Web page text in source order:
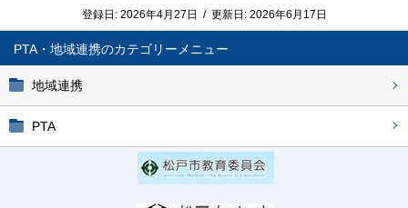
PTA・地域連携
地域連携
PTA
登録日: 2026年4月27日 / 更新日: 2026年6月17日